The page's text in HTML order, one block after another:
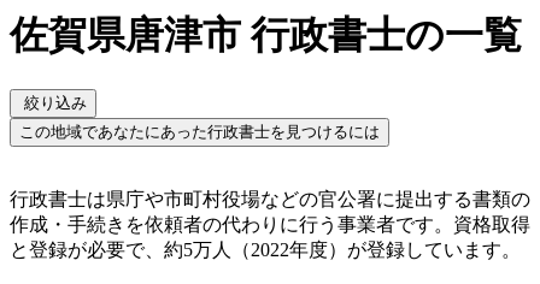
佐賀県唐津市 行政書士の一覧
絞り込み
この地域であなたにあった行政書士を見つけるには
行政書士は県庁や市町村役場などの官公署に提出する書類の
作成・手続きを依頼者の代わりに行う事業者です。資格取得
と登録が必要で、約5万人（2022年度）が登録しています。